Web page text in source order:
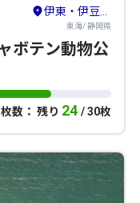
伊東・伊豆高原・宇佐美
東海/ 静岡県
ボテン動物公
数： 残り 24 / 30枚